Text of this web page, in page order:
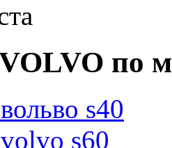
по
s40
s60